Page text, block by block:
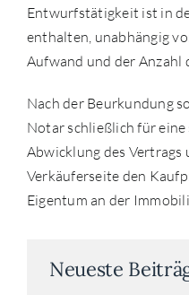
Entwurfstätigkeit ist in
enthalten, unabhängig
Aufwand und der Anzahl
Nach der Beurkundung
Notar schließlich für
Abwicklung des Vertrags
Verkäuferseite den
Eigentum an der
Neueste